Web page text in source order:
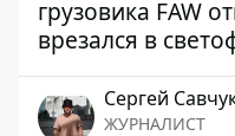
грузовика FAW
врезался в
Сергей
ЖУРНАЛИСТ